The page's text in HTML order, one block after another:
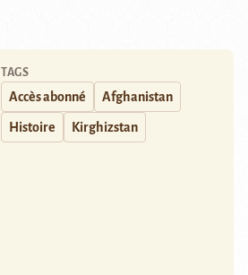
TAGS
Accès abonné Afghanistan
Histoire Kirghizstan